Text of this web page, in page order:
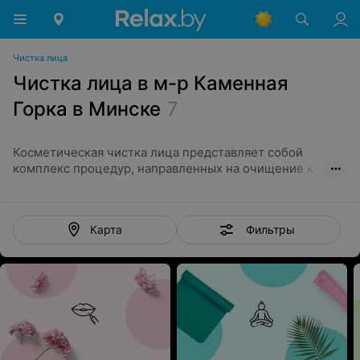
Чистка лица
Чистка лица в м-р Каменная
Горка в Минске 7
Косметическая чистка лица представляет собой
комплекс процедур, направленных на очищение кожи.
воспалительные элементы. Также процедура
Косметическая чистка лица
Чистка лица в Минске проводится несколькими
методами:
Механическая;
Вакуумная;
Карта Фильтры